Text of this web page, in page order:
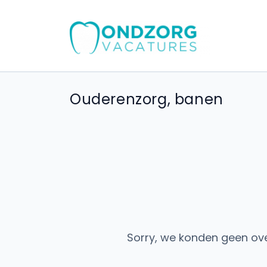
Ouderenzorg, banen
Sorry, we konden geen